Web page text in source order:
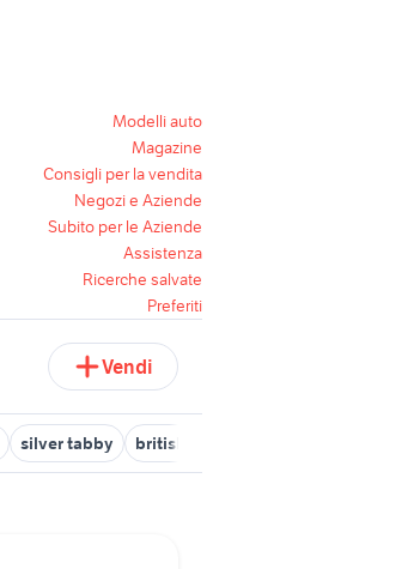
Modelli auto
Magazine
Consigli per la vendita
Negozi e Aziende
Subito per le Aziende
Assistenza
Ricerche salvate
Preferiti
Vendi
silver tabby british animali Piemonte